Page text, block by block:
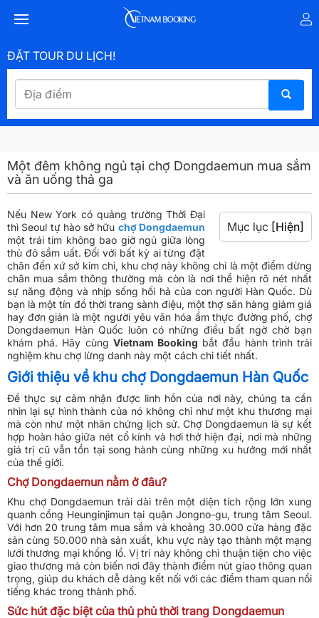
ĐẶT TOUR DU LỊCH!
Một đêm không ngủ tại chợ Dongdaemun mua sắm
và ăn uống thả ga
Mục lục [Hiện]
Nếu New York có quảng trường Thời Đại
thì Seoul tự hào sở hữu chợ Dongdaemun
một trái tim không bao giờ ngủ giữa lòng
thủ đô sầm uất. Đối với bất kỳ ai từng đặt
chân đến xứ sở kim chi, khu chợ này không chỉ là một điểm dừng
chân mua sắm thông thường mà còn là nơi thể hiện rõ nét nhất
sự năng động và nhịp sống hối hả của con người Hàn Quốc. Dù
bạn là một tín đồ thời trang sành điệu, một thợ săn hàng giảm giá
hay đơn giản là một người yêu văn hóa ẩm thực đường phố, chợ
Dongdaemun Hàn Quốc luôn có những điều bất ngờ chờ bạn
khám phá. Hãy cùng Vietnam Booking bắt đầu hành trình trải
nghiệm khu chợ lừng danh này một cách chi tiết nhất.
Giới thiệu về khu chợ Dongdaemun Hàn Quốc
Để thực sự cảm nhận được linh hồn của nơi này, chúng ta cần
nhìn lại sự hình thành của nó không chỉ như một khu thương mại
mà còn như một nhân chứng lịch sử. Chợ Dongdaemun là sự kết
hợp hoàn hảo giữa nét cổ kính và hơi thở hiện đại, nơi mà những
giá trị cũ vẫn tồn tại song hành cùng những xu hướng mới nhất
của thế giới.
Chợ Dongdaemun nằm ở đâu?
Khu chợ Dongdaemun trải dài trên một diện tích rộng lớn xung
quanh cổng Heunginjimun tại quận Jongno-gu, trung tâm Seoul.
Với hơn 20 trung tâm mua sắm và khoảng 30.000 cửa hàng đặc
sản cùng 50.000 nhà sản xuất, khu vực này tạo thành một mạng
lưới thương mại khổng lồ. Vị trí này không chỉ thuận tiện cho việc
giao thương mà còn biến nơi đây thành điểm nút giao thông quan
trọng, giúp du khách dễ dàng kết nối với các điểm tham quan nổi
tiếng khác trong thành phố.
Sức hút đặc biệt của thủ phủ thời trang Dongdaemun